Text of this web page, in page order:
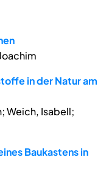
in der Natur am
Weich, Isabell;
Baukastens in